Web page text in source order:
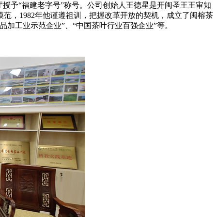
予“福建老字号”称号。公司创始人 王德星是开闽圣王王审知
，1982年他谨遵祖训，把握改革开放的契机，成立了闽榕茶
工业示范企业”、“中国茶叶行业百强企业”等。